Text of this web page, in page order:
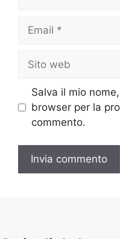
web
Salva il mio
browser per la
commento.